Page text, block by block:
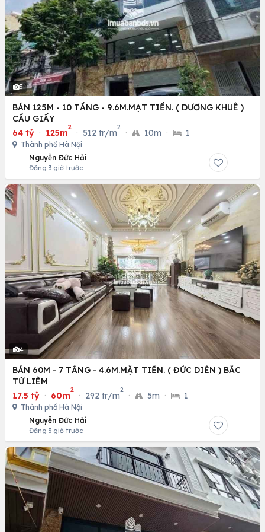
3
BÁN 125M - 10 TẦNG - 9.6M.MẠT TIỀN. ( DƯƠNG KHUÊ )
CẦU GIẤY
64 tỷ · 125m
2
· 512 tr/m
2
· 10m · 1
Thành phố Hà Nội
Nguyễn Đức Hải
Đăng 3 giờ trước
4
BÁN 60M - 7 TẦNG - 4.6M.MẶT TIỀN. ( ĐỨC DIỄN ) BẮC
TỪ LIÊM
17.5 tỷ · 60m
2
· 292 tr/m
2
· 5m · 1
Thành phố Hà Nội
Nguyễn Đức Hải
Đăng 3 giờ trước